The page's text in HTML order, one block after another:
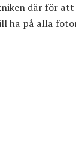
där för
ha på alla